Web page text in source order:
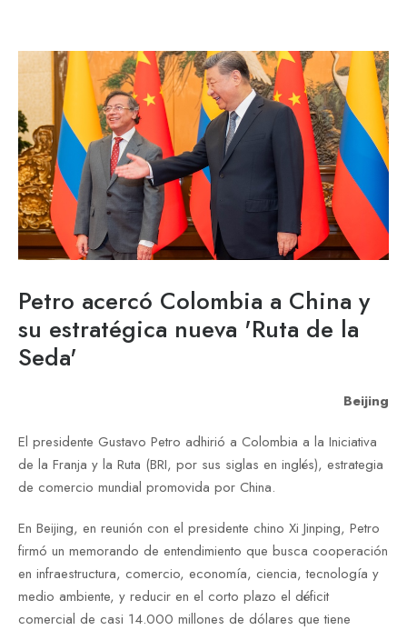
Petro acercó Colombia a China y
su estratégica nueva 'Ruta de la
Seda'
Beijing
El presidente Gustavo Petro adhirió a Colombia a la Iniciativa
de la Franja y la Ruta (BRI, por sus siglas en inglés), estrategia
de comercio mundial promovida por China.
En Beijing, en reunión con el presidente chino Xi Jinping, Petro
firmó un memorando de entendimiento que busca cooperación
en infraestructura, comercio, economía, ciencia, tecnología y
medio ambiente, y reducir en el corto plazo el déficit
comercial de casi 14.000 millones de dólares que tiene